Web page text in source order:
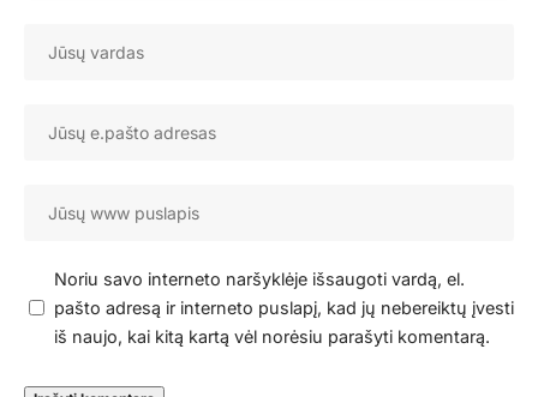
Noriu savo interneto naršyklėje išsaugoti vardą, el.
pašto adresą ir interneto puslapį, kad jų nebereiktų įvesti
iš naujo, kai kitą kartą vėl norėsiu parašyti komentarą.